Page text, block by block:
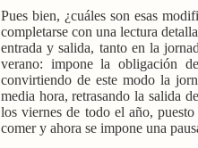
Pues bien, ¿cuáles son esas
completarse con una lectura
entrada y salida, tanto en la
verano: impone la obligación
convirtiendo de este modo la
media hora, retrasando la salida
los viernes de todo el año,
comer y ahora se impone una